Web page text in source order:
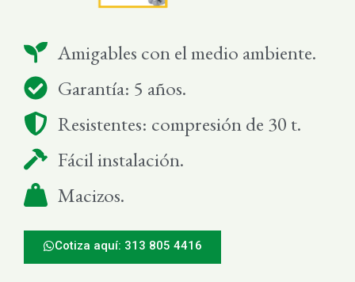
Amigables con el medio ambiente.
Garantía: 5 años.
Resistentes: compresión de 30 t.
Fácil instalación.
Macizos.
Cotiza aquí: 313 805 4416